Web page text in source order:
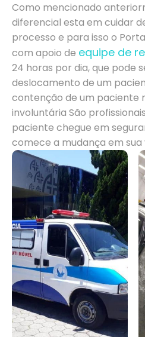
Como mencionado
diferencial esta em cuidar
processo e para isso o
com apoio de equipe de
24 horas por dia, que pode
deslocamento de um
contenção de um paciente
involuntária São
paciente chegue em
comece a mudança em sua